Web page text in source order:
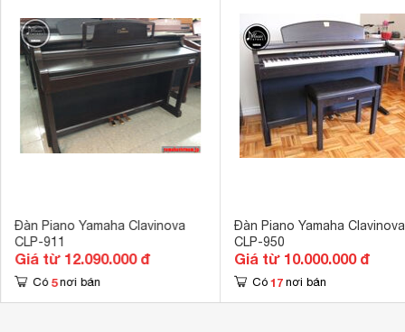
Đàn Piano Yamaha Clavinova
CLP-911
Giá từ 12.090.000 đ
Có 5 nơi bán
Đàn Piano Yamaha Clavinova
CLP-950
Giá từ 10.000.000 đ
Có 17 nơi bán